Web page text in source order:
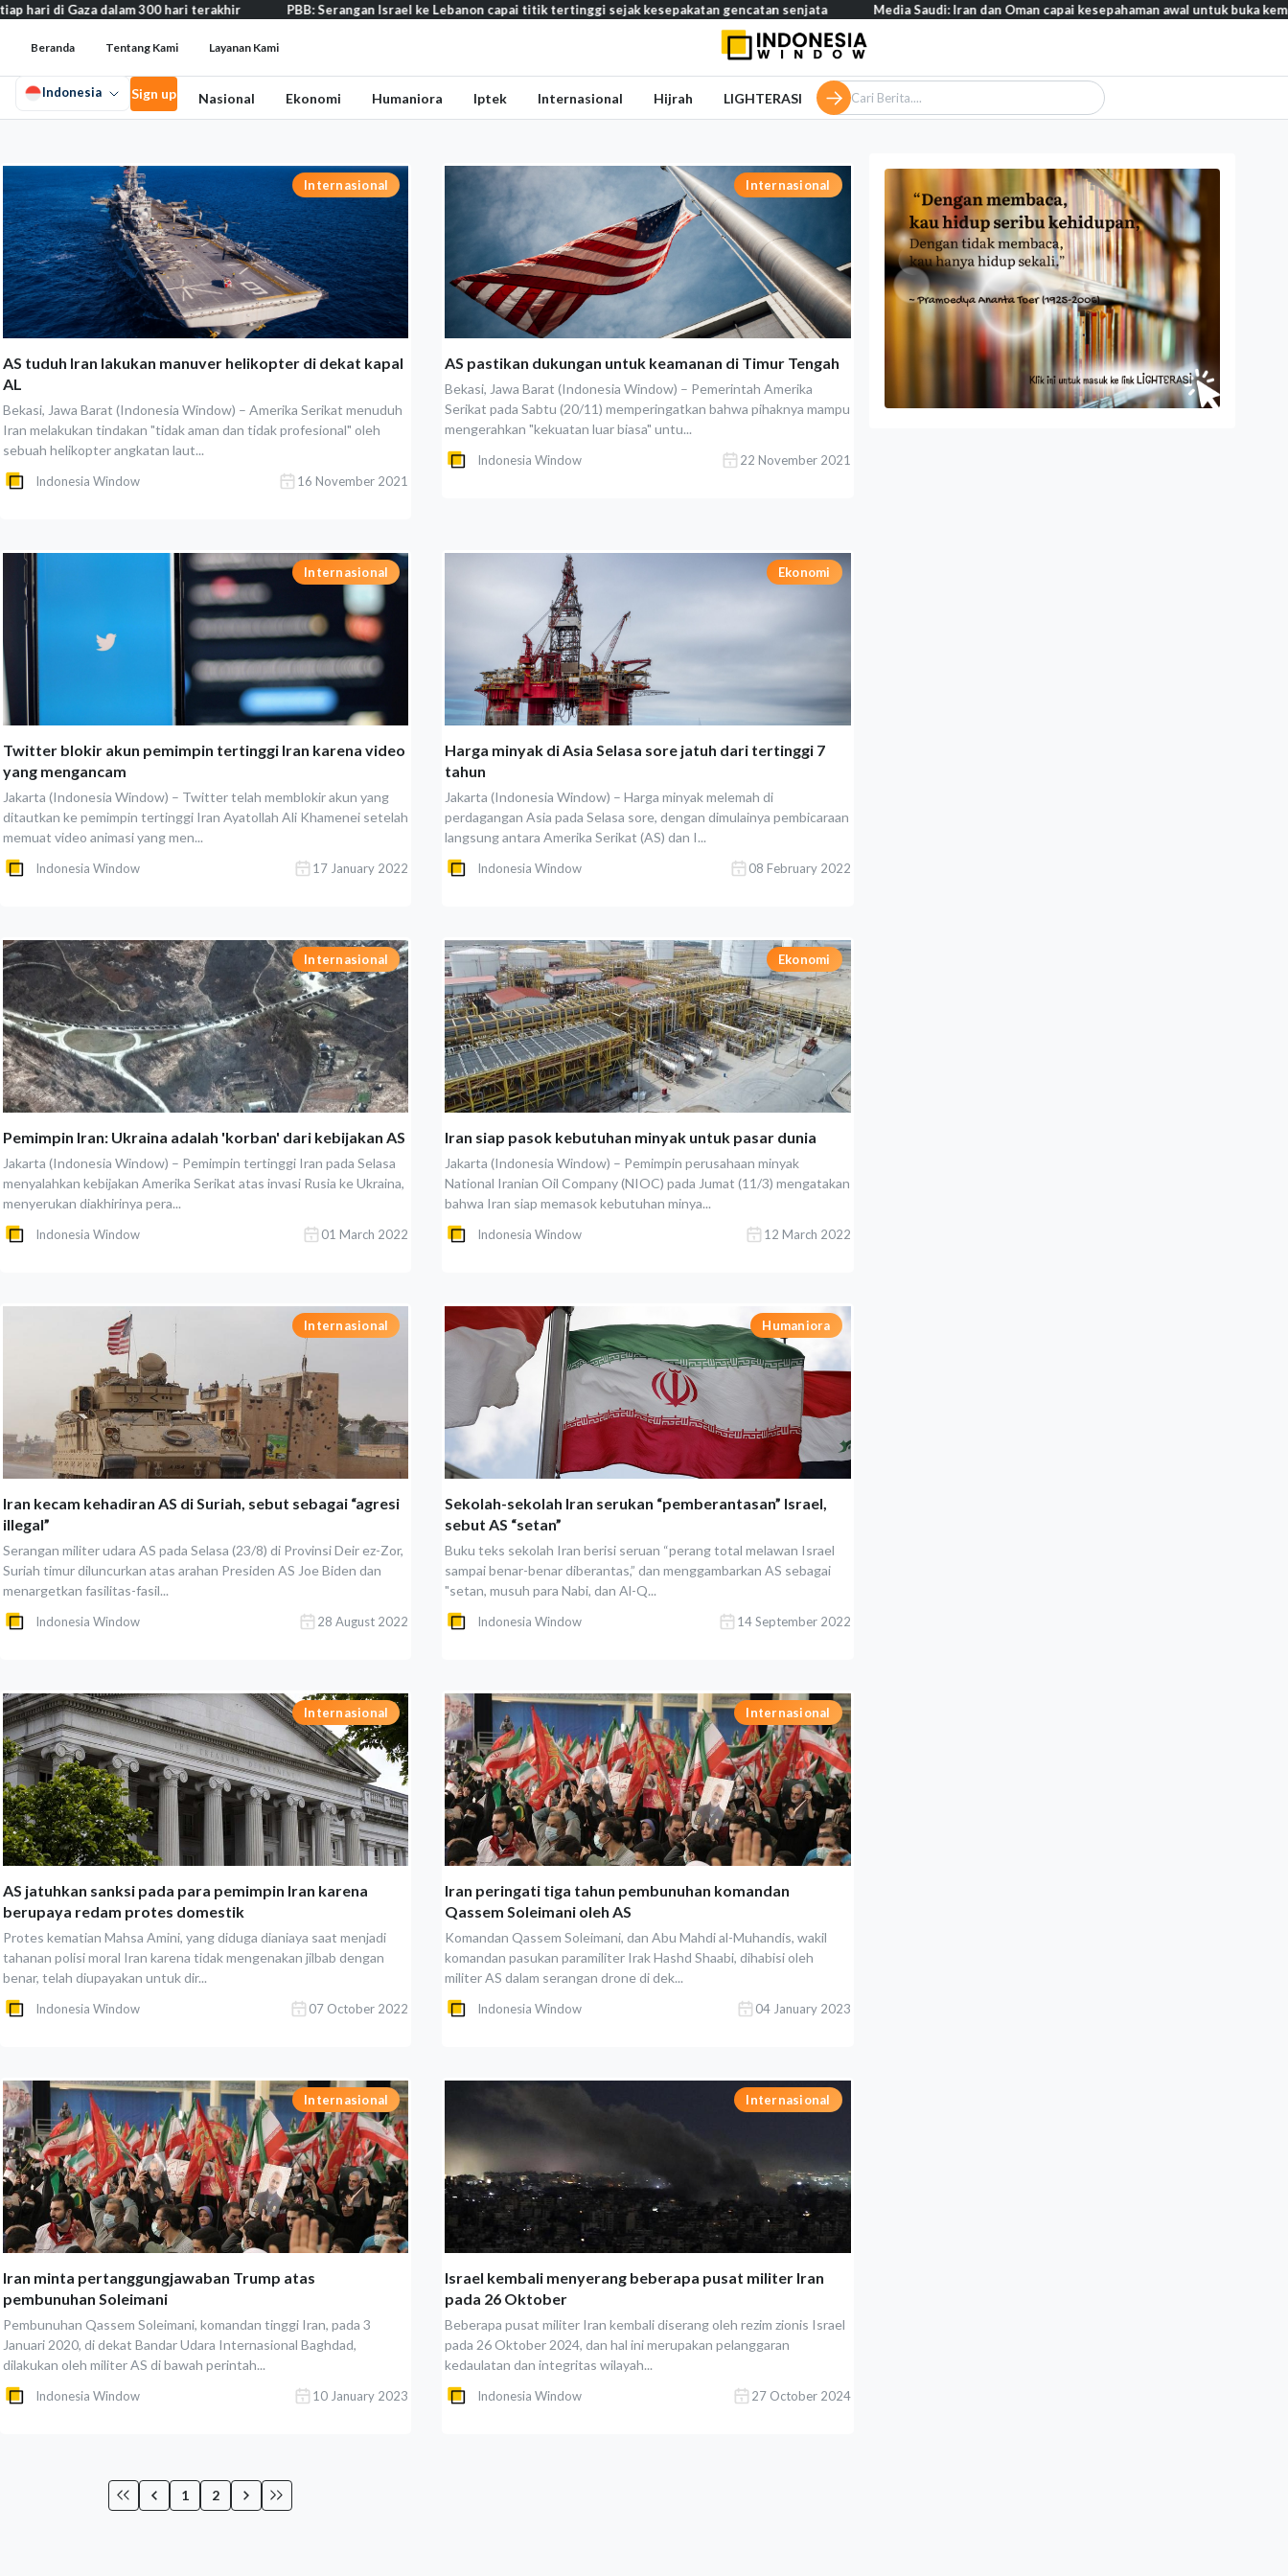
Internasional
AS tuduh Iran lakukan manuver helikopter di dekat kapal
AL
Bekasi, Jawa Barat (Indonesia Window) – Amerika Serikat menuduh
Iran melakukan tindakan "tidak aman dan tidak profesional" oleh
sebuah helikopter angkatan laut...
Indonesia Window 16 November 2021
Internasional
AS pastikan dukungan untuk keamanan di Timur Tengah
Bekasi, Jawa Barat (Indonesia Window) – Pemerintah Amerika
Serikat pada Sabtu (20/11) memperingatkan bahwa pihaknya mampu
mengerahkan "kekuatan luar biasa" untu...
Indonesia Window 22 November 2021
Internasional
Twitter blokir akun pemimpin tertinggi Iran karena video
yang mengancam
Jakarta (Indonesia Window) – Twitter telah memblokir akun yang
ditautkan ke pemimpin tertinggi Iran Ayatollah Ali Khamenei setelah
memuat video animasi yang men...
Indonesia Window 17 January 2022
Ekonomi
Harga minyak di Asia Selasa sore jatuh dari tertinggi 7
tahun
Jakarta (Indonesia Window) – Harga minyak melemah di
perdagangan Asia pada Selasa sore, dengan dimulainya pembicaraan
langsung antara Amerika Serikat (AS) dan I...
Indonesia Window 08 February 2022
Internasional
Pemimpin Iran: Ukraina adalah 'korban' dari kebijakan AS
Jakarta (Indonesia Window) – Pemimpin tertinggi Iran pada Selasa
menyalahkan kebijakan Amerika Serikat atas invasi Rusia ke Ukraina,
menyerukan diakhirinya pera...
Indonesia Window 01 March 2022
Ekonomi
Iran siap pasok kebutuhan minyak untuk pasar dunia
Jakarta (Indonesia Window) – Pemimpin perusahaan minyak
National Iranian Oil Company (NIOC) pada Jumat (11/3) mengatakan
bahwa Iran siap memasok kebutuhan minya...
Indonesia Window 12 March 2022
Internasional
Iran kecam kehadiran AS di Suriah, sebut sebagai “agresi
illegal”
Serangan militer udara AS pada Selasa (23/8) di Provinsi Deir ez-Zor,
Suriah timur diluncurkan atas arahan Presiden AS Joe Biden dan
menargetkan fasilitas-fasil...
Indonesia Window 28 August 2022
Humaniora
Sekolah-sekolah Iran serukan “pemberantasan” Israel,
sebut AS “setan”
Buku teks sekolah Iran berisi seruan “perang total melawan Israel
sampai benar-benar diberantas,” dan menggambarkan AS sebagai
"setan, musuh para Nabi, dan Al-Q...
Indonesia Window 14 September 2022
Internasional
AS jatuhkan sanksi pada para pemimpin Iran karena
berupaya redam protes domestik
Protes kematian Mahsa Amini, yang diduga dianiaya saat menjadi
tahanan polisi moral Iran karena tidak mengenakan jilbab dengan
benar, telah diupayakan untuk dir...
Indonesia Window 07 October 2022
Internasional
Iran peringati tiga tahun pembunuhan komandan
Qassem Soleimani oleh AS
Komandan Qassem Soleimani, dan Abu Mahdi al-Muhandis, wakil
komandan pasukan paramiliter Irak Hashd Shaabi, dihabisi oleh
militer AS dalam serangan drone di dek...
Indonesia Window 04 January 2023
Internasional
Iran minta pertanggungjawaban Trump atas
pembunuhan Soleimani
Pembunuhan Qassem Soleimani, komandan tinggi Iran, pada 3
Januari 2020, di dekat Bandar Udara Internasional Baghdad,
dilakukan oleh militer AS di bawah perintah...
Indonesia Window 10 January 2023
Internasional
Israel kembali menyerang beberapa pusat militer Iran
pada 26 Oktober
Beberapa pusat militer Iran kembali diserang oleh rezim zionis Israel
pada 26 Oktober 2024, dan hal ini merupakan pelanggaran
kedaulatan dan integritas wilayah...
Indonesia Window 27 October 2024
1 2
dalam 300 hari terakhir PBB: Serangan Israel ke Lebanon capai titik tertinggi sejak kesepakatan gencatan senjata Media Saudi: Iran dan Oman capai kesepahaman awal untuk buka kembali Selat
Beranda Tentang Kami Layanan Kami
Indonesia Sign up Nasional Ekonomi Humaniora Iptek Internasional Hijrah LIGHTERASI